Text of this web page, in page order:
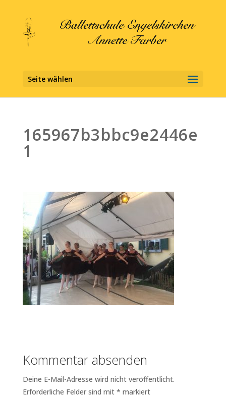
Seite wählen
165967b3bbc9e2446e
1
Kommentar absenden
Deine E-Mail-Adresse wird nicht veröffentlicht.
Erforderliche Felder sind mit * markiert